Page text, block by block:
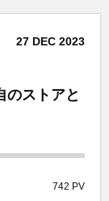
27 DEC 2023
のストアと
742 PV